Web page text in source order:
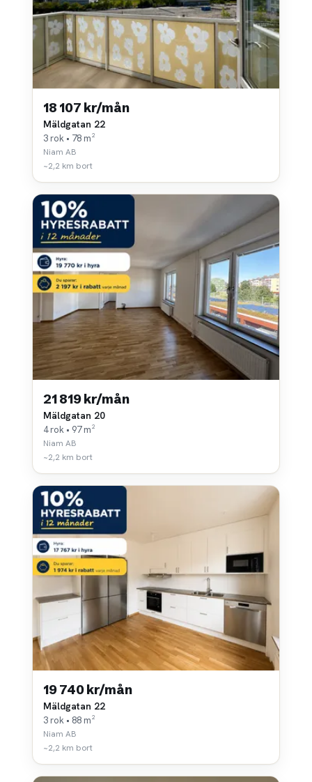
18 107 kr/mån
Mäldgatan 22
3 rok • 78 m²
Niam AB
~2,2 km bort
21 819 kr/mån
Mäldgatan 20
4 rok • 97 m²
Niam AB
~2,2 km bort
19 740 kr/mån
Mäldgatan 22
3 rok • 88 m²
Niam AB
~2,2 km bort